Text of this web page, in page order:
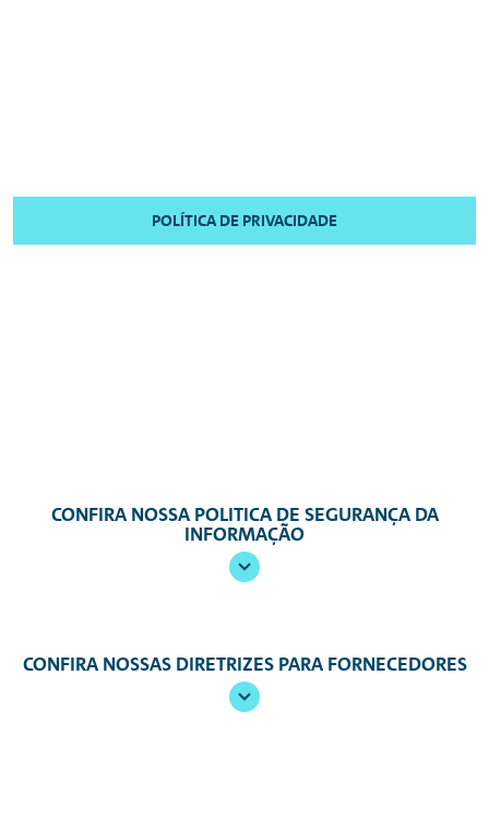
POLÍTICA DE PRIVACIDADE
CONFIRA NOSSA POLITICA DE SEGURANÇA DA
INFORMAÇÃO
Nossa Política de Segurança da
CONFIRA NOSSAS DIRETRIZES PARA FORNECEDORES